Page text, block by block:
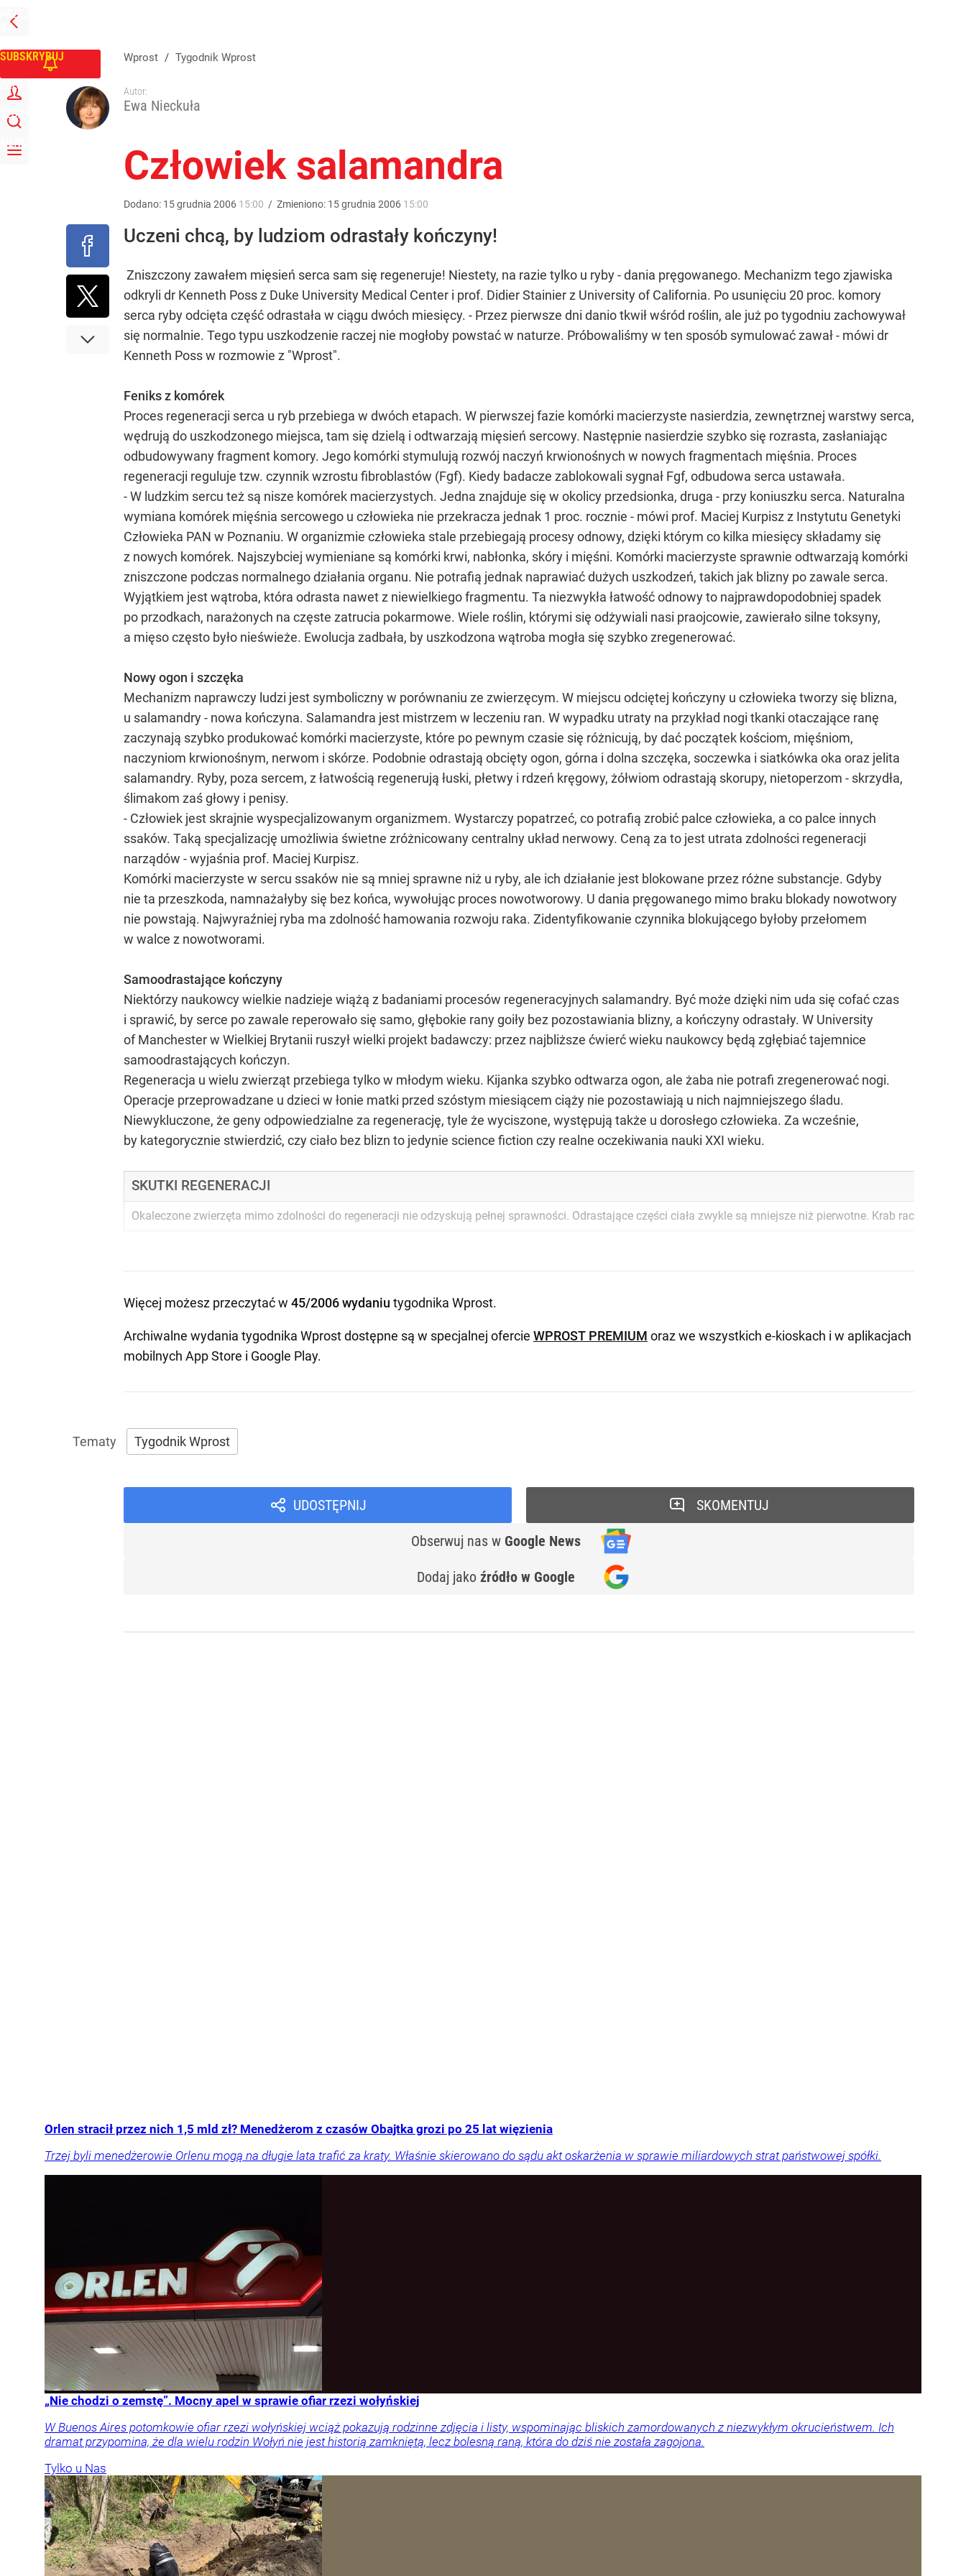
PRZEJDŹ
NA
GŁÓWNĄ
SUBSKRYBUJ
ZALOGUJ
SZUKAJ
MENU
Wprost / Tygodnik Wprost
Autor:
Ewa Nieckuła
Człowiek salamandra
Dodano: 15grudnia 2006 15:00 / Zmieniono: 15grudnia 2006 15:00
Uczeni chcą, by ludziom odrastały kończyny!
Zniszczony zawałem mięsień serca sam się regeneruje! Niestety, na razie tylko u ryby - dania pręgowanego. Mechanizm tego zjawiska
odkryli dr Kenneth Poss z Duke University Medical Center i prof. Didier Stainier z University of California. Po usunięciu 20 proc. komory
serca ryby odcięta część odrastała w ciągu dwóch miesięcy. - Przez pierwsze dni danio tkwił wśród roślin, ale już po tygodniu zachowywał
się normalnie. Tego typu uszkodzenie raczej nie mogłoby powstać w naturze. Próbowaliśmy w ten sposób symulować zawał - mówi dr
Kenneth Poss w rozmowie z "Wprost".
Feniks z komórek
Proces regeneracji serca u ryb przebiega w dwóch etapach. W pierwszej fazie komórki macierzyste nasierdzia, zewnętrznej warstwy serca,
wędrują do uszkodzonego miejsca, tam się dzielą i odtwarzają mięsień sercowy. Następnie nasierdzie szybko się rozrasta, zasłaniając
odbudowywany fragment komory. Jego komórki stymulują rozwój naczyń krwionośnych w nowych fragmentach mięśnia. Proces
regeneracji reguluje tzw. czynnik wzrostu fibroblastów (Fgf). Kiedy badacze zablokowali sygnał Fgf, odbudowa serca ustawała.
- W ludzkim sercu też są nisze komórek macierzystych. Jedna znajduje się w okolicy przedsionka, druga - przy koniuszku serca. Naturalna
wymiana komórek mięśnia sercowego u człowieka nie przekracza jednak 1 proc. rocznie - mówi prof. Maciej Kurpisz z Instytutu Genetyki
Człowieka PAN w Poznaniu. W organizmie człowieka stale przebiegają procesy odnowy, dzięki którym co kilka miesięcy składamy się
z nowych komórek. Najszybciej wymieniane są komórki krwi, nabłonka, skóry i mięśni. Komórki macierzyste sprawnie odtwarzają komórki
zniszczone podczas normalnego działania organu. Nie potrafią jednak naprawiać dużych uszkodzeń, takich jak blizny po zawale serca.
Wyjątkiem jest wątroba, która odrasta nawet z niewielkiego fragmentu. Ta niezwykła łatwość odnowy to najprawdopodobniej spadek
po przodkach, narażonych na częste zatrucia pokarmowe. Wiele roślin, którymi się odżywiali nasi praojcowie, zawierało silne toksyny,
a mięso często było nieświeże. Ewolucja zadbała, by uszkodzona wątroba mogła się szybko zregenerować.
Nowy ogon i szczęka
Mechanizm naprawczy ludzi jest symboliczny w porównaniu ze zwierzęcym. W miejscu odciętej kończyny u człowieka tworzy się blizna,
u salamandry - nowa kończyna. Salamandra jest mistrzem w leczeniu ran. W wypadku utraty na przykład nogi tkanki otaczające ranę
zaczynają szybko produkować komórki macierzyste, które po pewnym czasie się różnicują, by dać początek kościom, mięśniom,
naczyniom krwionośnym, nerwom i skórze. Podobnie odrastają obcięty ogon, górna i dolna szczęka, soczewka i siatkówka oka oraz jelita
salamandry. Ryby, poza sercem, z łatwością regenerują łuski, płetwy i rdzeń kręgowy, żółwiom odrastają skorupy, nietoperzom - skrzydła,
ślimakom zaś głowy i penisy.
- Człowiek jest skrajnie wyspecjalizowanym organizmem. Wystarczy popatrzeć, co potrafią zrobić palce człowieka, a co palce innych
ssaków. Taką specjalizację umożliwia świetne zróżnicowany centralny układ nerwowy. Ceną za to jest utrata zdolności regeneracji
narządów - wyjaśnia prof. Maciej Kurpisz.
Komórki macierzyste w sercu ssaków nie są mniej sprawne niż u ryby, ale ich działanie jest blokowane przez różne substancje. Gdyby
nie ta przeszkoda, namnażałyby się bez końca, wywołując proces nowotworowy. U dania pręgowanego mimo braku blokady nowotwory
nie powstają. Najwyraźniej ryba ma zdolność hamowania rozwoju raka. Zidentyfikowanie czynnika blokującego byłoby przełomem
w walce z nowotworami.
Samoodrastające kończyny
Niektórzy naukowcy wielkie nadzieje wiążą z badaniami procesów regeneracyjnych salamandry. Być może dzięki nim uda się cofać czas
i sprawić, by serce po zawale reperowało się samo, głębokie rany goiły bez pozostawiania blizny, a kończyny odrastały. W University
of Manchester w Wielkiej Brytanii ruszył wielki projekt badawczy: przez najbliższe ćwierć wieku naukowcy będą zgłębiać tajemnice
samoodrastających kończyn.
Regeneracja u wielu zwierząt przebiega tylko w młodym wieku. Kijanka szybko odtwarza ogon, ale żaba nie potrafi zregenerować nogi.
Operacje przeprowadzane u dzieci w łonie matki przed szóstym miesiącem ciąży nie pozostawiają u nich najmniejszego śladu.
Niewykluczone, że geny odpowiedzialne za regenerację, tyle że wyciszone, występują także u dorosłego człowieka. Za wcześnie,
by kategorycznie stwierdzić, czy ciało bez blizn to jedynie science fiction czy realne oczekiwania nauki XXI wieku.
SKUTKI REGENERACJI
Okaleczone zwierzęta mimo zdolności do regeneracji nie odzyskują pełnej sprawności. Odrastające części ciała zwykle są mniejsze niż pierwotne. Krab
Więcej możesz przeczytać w 45/2006 wydaniu tygodnika Wprost.
Archiwalne wydania tygodnika Wprost dostępne są w specjalnej ofercie WPROST PREMIUM oraz we wszystkich e-kioskach i w aplikacjach
mobilnych App Store i Google Play.
Tygodnik Wprost
UDOSTĘPNIJ
Obserwuj nas w Google News
Dodaj jako źródło w Google
SKOMENTUJ
Orlen stracił przez nich 1,5 mld zł? Menedżerom z czasów Obajtka grozi po 25 lat więzienia
Trzej byli menedżerowie Orlenu mogą na długie lata trafić za kraty. Właśnie skierowano do sądu akt oskarżenia w sprawie miliardowych strat państwowej spółki.
„Nie chodzi o zemstę”. Mocny apel w sprawie ofiar rzezi wołyńskiej
W Buenos Aires potomkowie ofiar rzezi wołyńskiej wciąż pokazują rodzinne zdjęcia i listy, wspominając bliskich zamordowanych z niezwykłym okrucieństwem. Ich
dramat przypomina, że dla wielu rodzin Wołyń nie jest historią zamkniętą, lecz bolesną raną, która do dziś nie została zagojona.
Tylko u Nas